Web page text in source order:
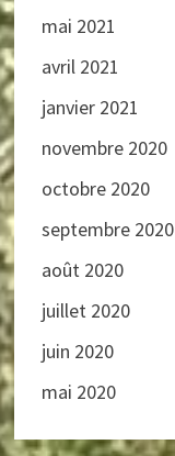
mai 2021
avril 2021
janvier 2021
novembre 2020
octobre 2020
septembre 2020
août 2020
juillet 2020
juin 2020
mai 2020